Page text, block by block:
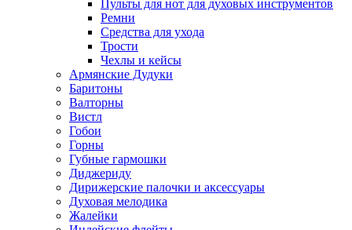
Пульты для нот для духовых инструментов
Ремни
Средства для ухода
Трости
Чехлы и кейсы
Армянские Дудуки
Баритоны
Валторны
Вистл
Гобои
Горны
Губные гармошки
Диджериду
Дирижерские палочки и аксессуары
Духовая мелодика
Жалейки